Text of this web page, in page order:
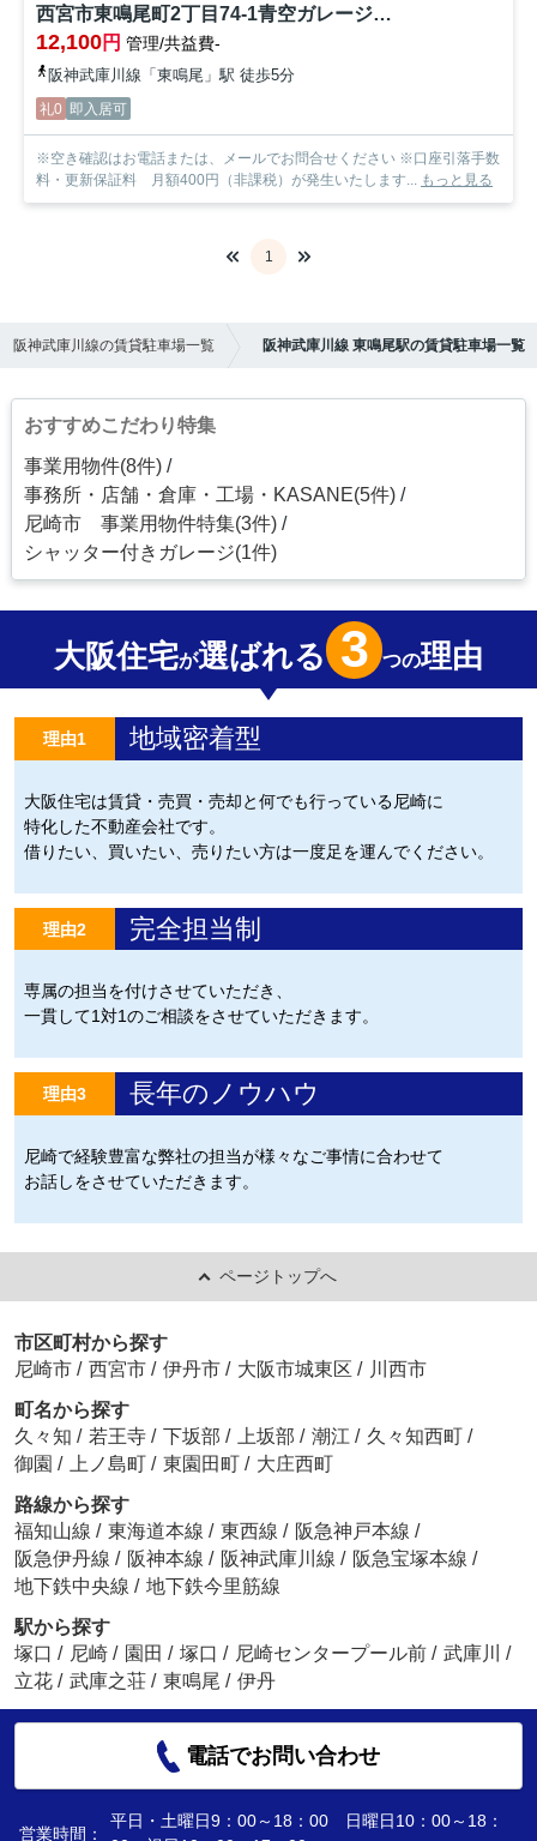
西宮市東鳴尾町2丁目74-1青空ガレージ【管理番号68】
12,100円 管理/共益費-
阪神武庫川線「東鳴尾」駅 徒歩5分
礼0 即入居可
※空き確認はお電話または、メールでお問合せください ※口座引落手数
料・更新保証料 月額400円（非課税）が発生いたします... もっと見る
1
阪神武庫川線の賃貸駐車場一覧 阪神武庫川線 東鳴尾駅の賃貸駐車場一覧
おすすめこだわり特集
事業用物件(8件)
事務所・店舗・倉庫・工場・KASANE(5件)
尼崎市 事業用物件特集(3件)
シャッター付きガレージ(1件)
大阪住宅が選ばれる 3 つの理由
理由1 地域密着型
大阪住宅は賃貸・売買・売却と何でも行っている尼崎に
特化した不動産会社です。
借りたい、買いたい、売りたい方は一度足を運んでください。
理由2 完全担当制
専属の担当を付けさせていただき、
一貫して1対1のご相談をさせていただきます。
理由3 長年のノウハウ
尼崎で経験豊富な弊社の担当が様々なご事情に合わせて
お話しをさせていただきます。
ページトップへ
市区町村から探す
尼崎市 / 西宮市 / 伊丹市 / 大阪市城東区 / 川西市
町名から探す
久々知 / 若王寺 / 下坂部 / 上坂部 / 潮江 / 久々知西町 /
御園 / 上ノ島町 / 東園田町 / 大庄西町
路線から探す
福知山線 / 東海道本線 / 東西線 / 阪急神戸本線 /
阪急伊丹線 / 阪神本線 / 阪神武庫川線 / 阪急宝塚本線 /
地下鉄中央線 / 地下鉄今里筋線
駅から探す
塚口 / 尼崎 / 園田 / 塚口 / 尼崎センタープール前 / 武庫川
/
立花 / 武庫之荘 / 東鳴尾 / 伊丹
電話でお問い合わせ
営業時間：
平日・土曜日9：00～18：00 日曜日10：00～18：